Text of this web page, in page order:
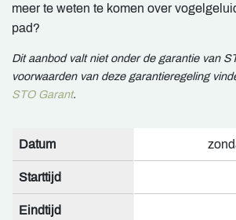
meer te weten te komen over
pad?
Dit aanbod valt niet onder de garantie van
voorwaarden van deze garantieregeling
STO Garant.
Datum
Starttijd
Eindtijd